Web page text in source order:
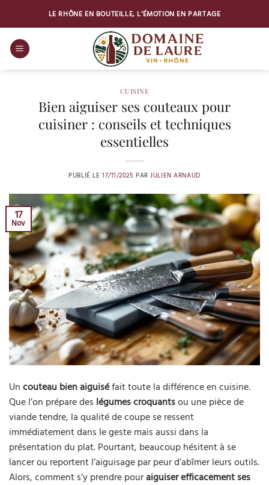
contenu
LE RHÔNE EN BOUTEILLE, L’ÉMOTION EN PARTAGE
CUISINE
Bien aiguiser ses couteaux pour
cuisiner : conseils et techniques
essentielles
PUBLIÉ LE 17/11/2025 PARJULIEN ARNAUD
17
Nov
Un couteau bien aiguiséfait toute la différence en cuisine.
Que l’on prépare des légumes croquantsou une pièce de
viande tendre, la qualité de coupe se ressent
immédiatement dans le geste mais aussi dans la
présentation du plat. Pourtant, beaucoup hésitent à se
lancer ou reportent l’aiguisage par peur d’abîmer leurs outils.
Alors, comment s’y prendre pouraiguiser efficacement ses